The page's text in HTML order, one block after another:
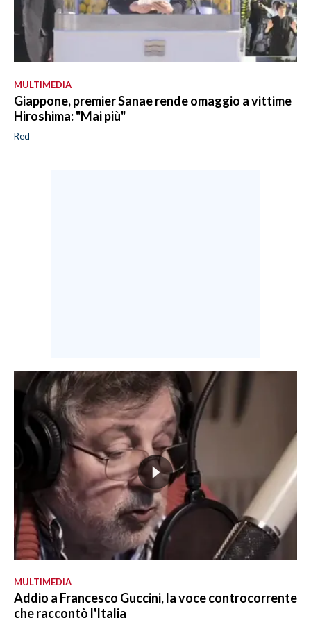
MULTIMEDIA
Giappone, premier Sanae rende omaggio a vittime
Hiroshima: "Mai più"
Red
MULTIMEDIA
Addio a Francesco Guccini, la voce controcorrente
che raccontò l'Italia